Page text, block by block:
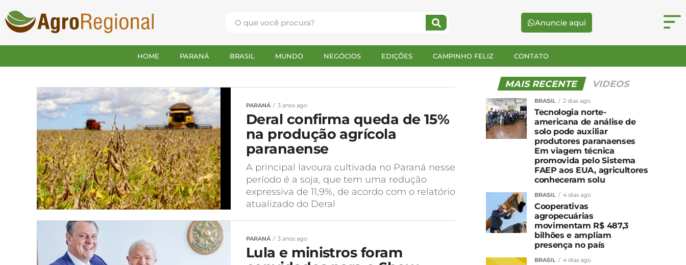
Anuncie aqui
HOME PARANÁ BRASIL MUNDO NEGÓCIOS EDIÇÕES CAMPINHO FELIZ CONTATO
PARANÁ 3 anos ago
Deral confirma queda de 15%
na produção agrícola
paranaense
A principal lavoura cultivada no Paraná nesse
período é a soja, que tem uma redução
expressiva de 11,9%, de acordo com o relatório
atualizado do Deral
PARANÁ 3 anos ago
Lula e ministros foram
MAIS RECENTE VIDEOS
BRASIL 2 dias ago
Tecnologia norte-
americana de análise de
solo pode auxiliar
produtores paranaenses
Em viagem técnica
promovida pelo Sistema
FAEP aos EUA, agricultores
conheceram solu
BRASIL 4 dias ago
Cooperativas
agropecuárias
movimentam R$ 487,3
bilhões e ampliam
presença no país
BRASIL 4 dias ago